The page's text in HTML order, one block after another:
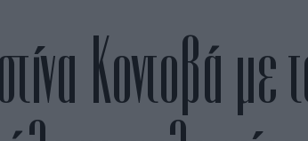
Κοντοβά